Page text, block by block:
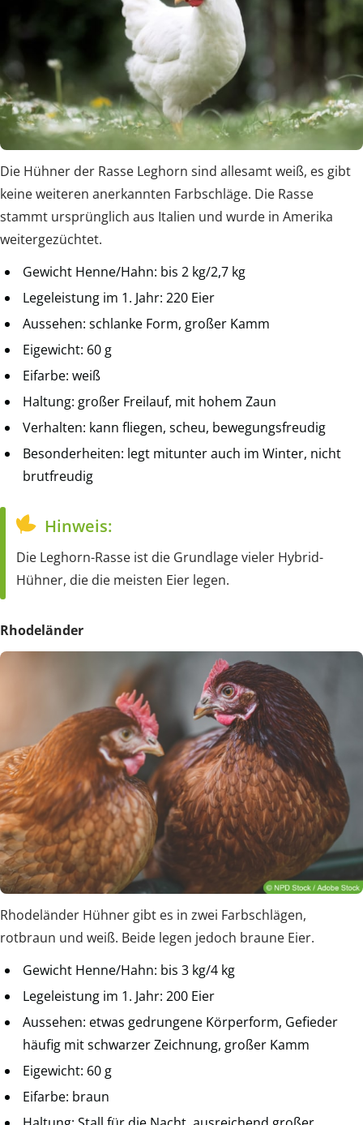
Die Hühner der Rasse Leghorn sind allesamt weiß, es gibt
keine weiteren anerkannten Farbschläge. Die Rasse
stammt ursprünglich aus Italien und wurde in Amerika
weitergezüchtet.
Gewicht Henne/Hahn: bis 2 kg/2,7 kg
Legeleistung im 1. Jahr: 220 Eier
Aussehen: schlanke Form, großer Kamm
Eigewicht: 60 g
Eifarbe: weiß
Haltung: großer Freilauf, mit hohem Zaun
Verhalten: kann fliegen, scheu, bewegungsfreudig
Besonderheiten: legt mitunter auch im Winter, nicht
brutfreudig
Hinweis:
Die Leghorn-Rasse ist die Grundlage vieler Hybrid-
Hühner, die die meisten Eier legen.
Rhodeländer
Rhodeländer Hühner gibt es in zwei Farbschlägen,
rotbraun und weiß. Beide legen jedoch braune Eier.
Gewicht Henne/Hahn: bis 3 kg/4 kg
Legeleistung im 1. Jahr: 200 Eier
Aussehen: etwas gedrungene Körperform, Gefieder
häufig mit schwarzer Zeichnung, großer Kamm
Eigewicht: 60 g
Eifarbe: braun